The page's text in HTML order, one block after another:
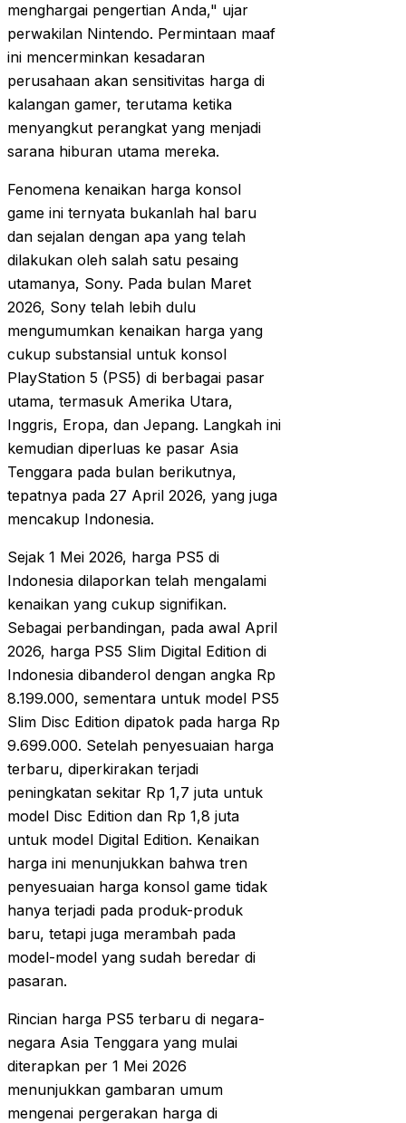
menghargai pengertian Anda," ujar
perwakilan Nintendo. Permintaan maaf
ini mencerminkan kesadaran
perusahaan akan sensitivitas harga di
kalangan gamer, terutama ketika
menyangkut perangkat yang menjadi
sarana hiburan utama mereka.
Fenomena kenaikan harga konsol
game ini ternyata bukanlah hal baru
dan sejalan dengan apa yang telah
dilakukan oleh salah satu pesaing
utamanya, Sony. Pada bulan Maret
2026, Sony telah lebih dulu
mengumumkan kenaikan harga yang
cukup substansial untuk konsol
PlayStation 5 (PS5) di berbagai pasar
utama, termasuk Amerika Utara,
Inggris, Eropa, dan Jepang. Langkah ini
kemudian diperluas ke pasar Asia
Tenggara pada bulan berikutnya,
tepatnya pada 27 April 2026, yang juga
mencakup Indonesia.
Sejak 1 Mei 2026, harga PS5 di
Indonesia dilaporkan telah mengalami
kenaikan yang cukup signifikan.
Sebagai perbandingan, pada awal April
2026, harga PS5 Slim Digital Edition di
Indonesia dibanderol dengan angka Rp
8.199.000, sementara untuk model PS5
Slim Disc Edition dipatok pada harga Rp
9.699.000. Setelah penyesuaian harga
terbaru, diperkirakan terjadi
peningkatan sekitar Rp 1,7 juta untuk
model Disc Edition dan Rp 1,8 juta
untuk model Digital Edition. Kenaikan
harga ini menunjukkan bahwa tren
penyesuaian harga konsol game tidak
hanya terjadi pada produk-produk
baru, tetapi juga merambah pada
model-model yang sudah beredar di
pasaran.
Rincian harga PS5 terbaru di negara-
negara Asia Tenggara yang mulai
diterapkan per 1 Mei 2026
menunjukkan gambaran umum
mengenai pergerakan harga di